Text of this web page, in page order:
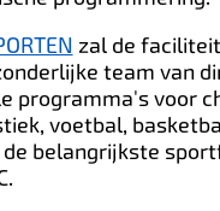
zal de
team van
programma's voor
voetbal,
belangrijkste